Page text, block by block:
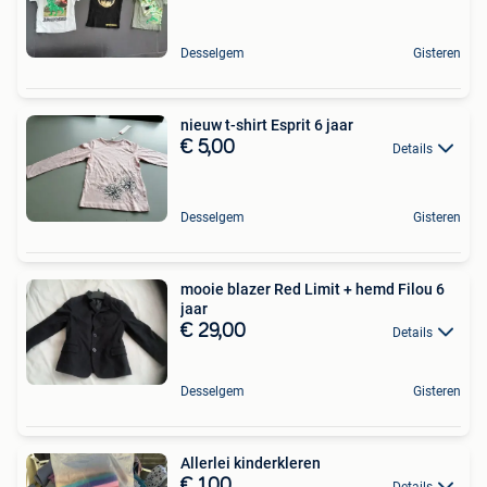
Desselgem Gisteren
nieuw t-shirt Esprit 6 jaar
€ 5,00 Details
Desselgem Gisteren
mooie blazer Red Limit + hemd Filou 6
jaar
€ 29,00 Details
Desselgem Gisteren
Allerlei kinderkleren